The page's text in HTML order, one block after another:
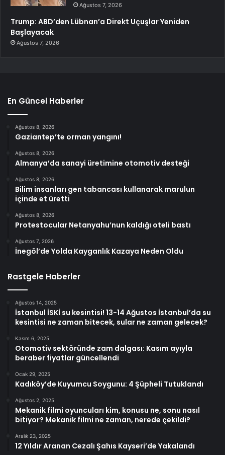
Ağustos 7, 2026
Trump: ABD’den Lübnan’a Direkt Uçuşlar Yeniden
Başlayacak
Ağustos 7, 2026
En Güncel Haberler
Ağustos 8, 2026
Gaziantep’te orman yangını!
Ağustos 8, 2026
Almanya’da sanayi üretimine otomotiv desteği
Ağustos 8, 2026
Bilim insanları gen tabancası kullanarak marulun
içinde et üretti
Ağustos 8, 2026
Protestocular Netanyahu’nun kaldığı oteli bastı
Ağustos 7, 2026
İnegöl’de Yolda Kayganlık Kazaya Neden Oldu
Rastgele Haberler
Ağustos 14, 2025
İstanbul İSKİ su kesintisi! 13-14 Ağustos İstanbul’da su
kesintisi ne zaman bitecek, sular ne zaman gelecek?
Kasım 6, 2025
Otomotiv sektöründe zam dalgası: Kasım ayıyla
beraber fiyatlar güncellendi
Ocak 29, 2025
Kadıköy’de Kuyumcu Soygunu: 4 Şüpheli Tutuklandı
Ağustos 2, 2025
Mekanik filmi oyuncuları kim, konusu ne, sonu nasıl
bitiyor? Mekanik filmi ne zaman, nerede çekildi?
Aralık 23, 2025
12 Yıldır Aranan Cezalı Şahıs Kayseri’de Yakalandı